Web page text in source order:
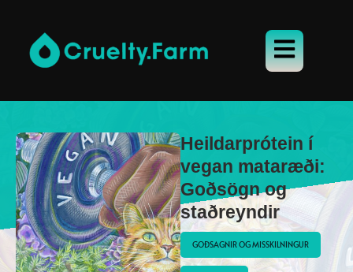
Heildarprótein í
vegan mataræði:
Goðsögn og
staðreyndir
GOÐSAGNIR OG MISSKILNINGUR